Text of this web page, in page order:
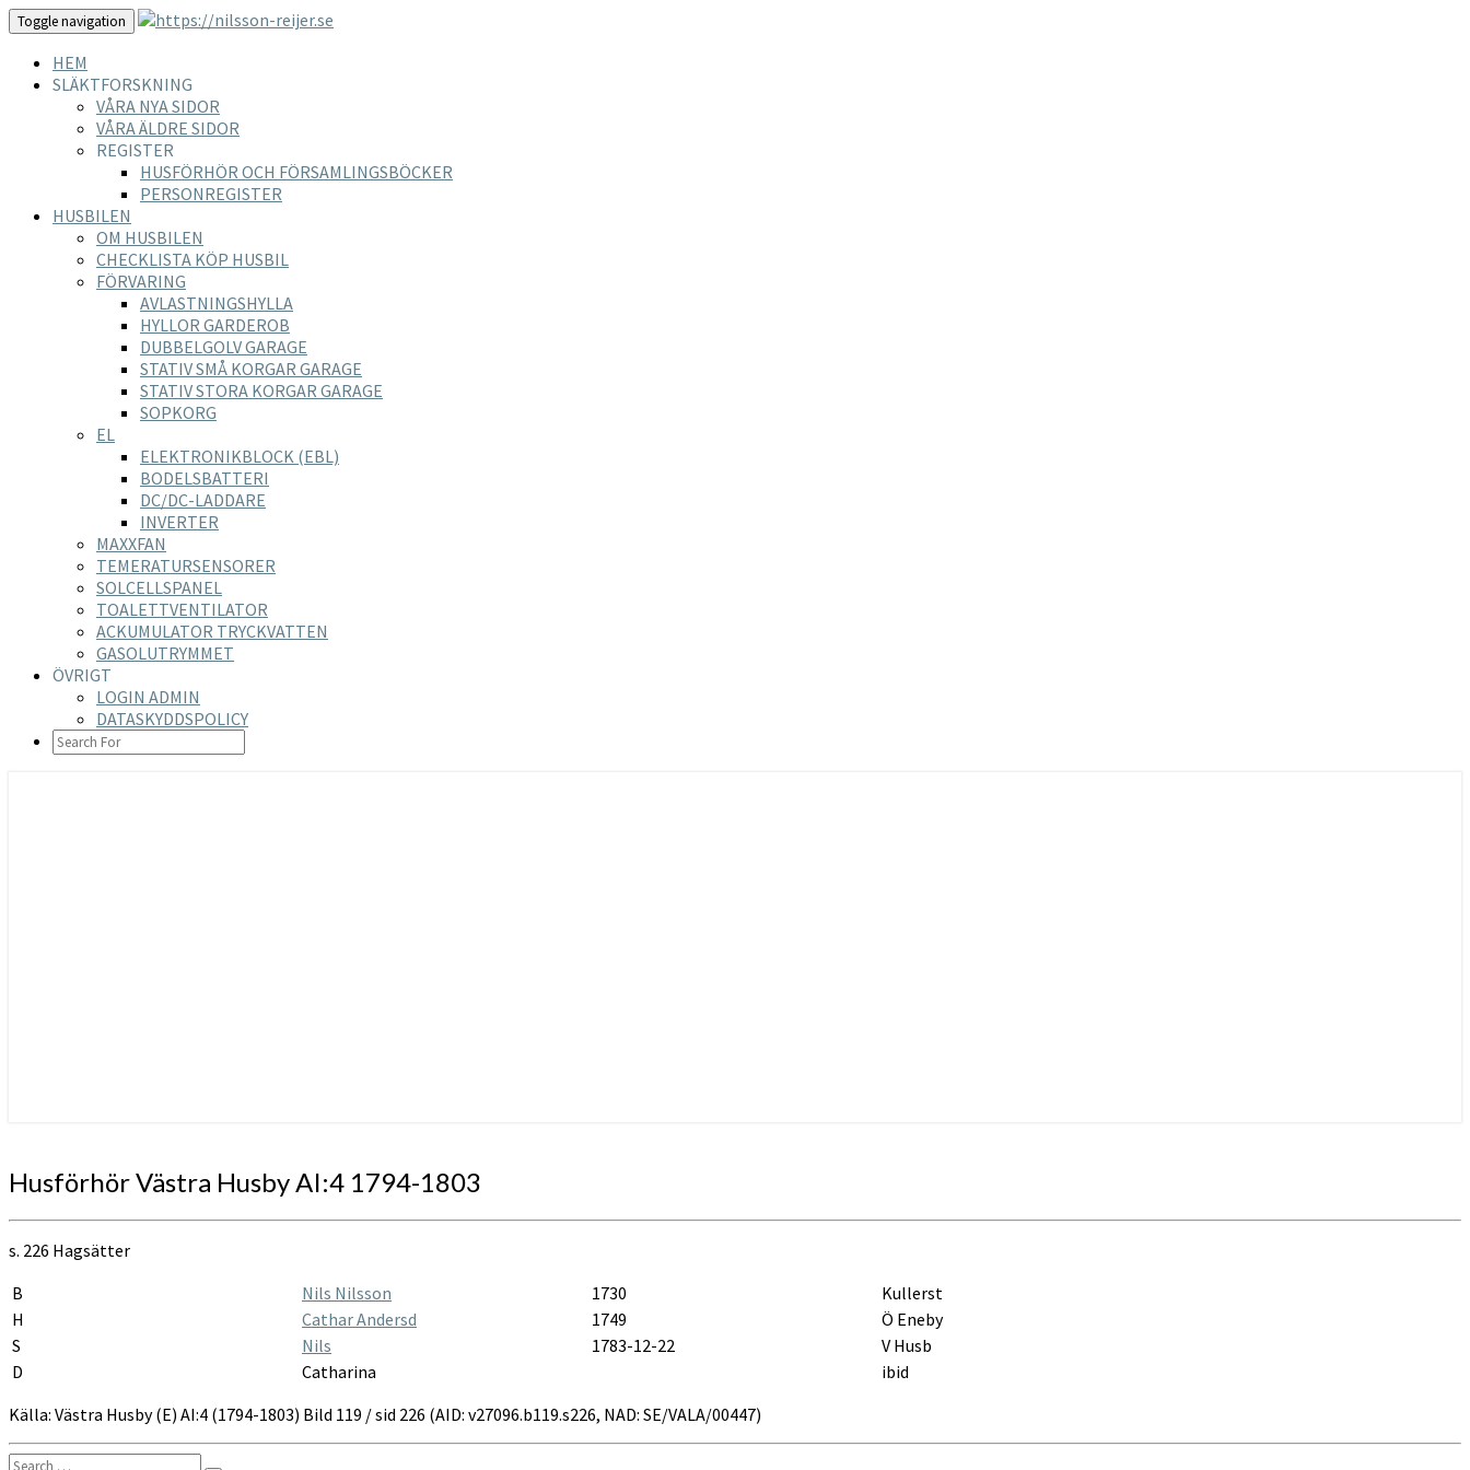
Toggle navigation
HEM
SLÄKTFORSKNING
VÅRA NYA SIDOR
VÅRA ÄLDRE SIDOR
REGISTER
HUSFÖRHÖR OCH FÖRSAMLINGSBÖCKER
PERSONREGISTER
HUSBILEN
OM HUSBILEN
CHECKLISTA KÖP HUSBIL
FÖRVARING
AVLASTNINGSHYLLA
HYLLOR GARDEROB
DUBBELGOLV GARAGE
STATIV SMÅ KORGAR GARAGE
STATIV STORA KORGAR GARAGE
SOPKORG
EL
ELEKTRONIKBLOCK (EBL)
BODELSBATTERI
DC/DC-LADDARE
INVERTER
MAXXFAN
TEMERATURSENSORER
SOLCELLSPANEL
TOALETTVENTILATOR
ACKUMULATOR TRYCKVATTEN
GASOLUTRYMMET
ÖVRIGT
LOGIN ADMIN
DATASKYDDSPOLICY
SEARCH
ICON
Husförhör
Västra
Husby
AI:4
1794-
1803
Husförhör Västra Husby AI:4 1794-1803
s. 226 Hagsätter
B
Nils Nilsson 1730
Kullerst
H
Cathar Andersd 1749
Ö Eneby
S
Nils 1783-12-22
V Husb
D
Catharina
ibid
Källa: Västra Husby (E) AI:4 (1794-1803) Bild 119 / sid 226 (AID: v27096.b119.s226, NAD: SE/VALA/00447)
Search